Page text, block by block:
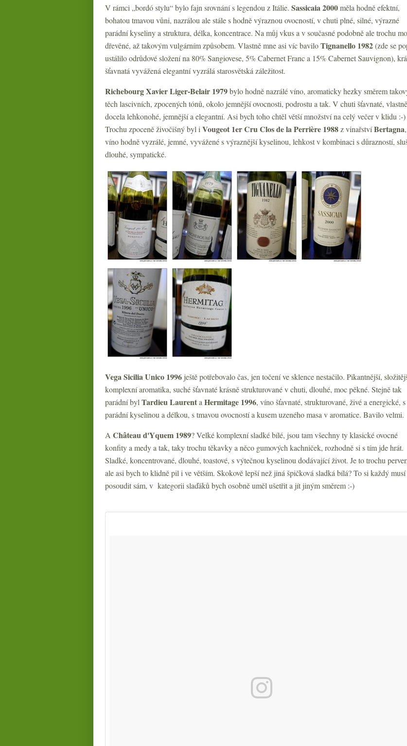
V rámci „bordó stylu“ bylo fajn srovnání s legendou z Itálie. Sassicaia 2000měla hodně efektní,
bohatou tmavou vůni, nazrálou ale stále s hodně výraznou ovocností, v chuti plné, silné, výrazné
parádní kyseliny a struktura, délka, koncentrace. Na můj vkus a v současné podobně ale trochu
dřevěné, až takovým vulgárním způsobem. Vlastně mne asi víc baviloTignanello 1982(zde se
ustálilo odrůdové složení na 80% Sangiovese, 5% Cabernet Franc a 15% Cabernet Sauvignon),
šťavnatá vyvážená elegantní vyzrálá starosvětská záležitost.
Richebourg Xavier Liger-Belair 1979bylo hodně nazrálé víno, aromaticky hezky směrem
těch lascivních, zpocených tónů, okolo jemnější ovocnosti, podrostu a tak. V chuti šťavnaté, vlastně
docela lehkonohé, jemnější a elegantní. Asi bych toho chtěl větší množství na celý večer v klidu :-)
Trochu zpoceně živočišný byl i Vougeot 1er Cru Clos de la Perrière 1988z vinařstvíBertagna,
víno hodně vyzrálé, jemné, vyvážené s výraznější kyselinou, lehkost v kombinaci s důrazností,
dlouhé, sympatické.
Vega Sicilia Unico 1996 ještě potřebovalo čas, jen točení ve sklence nestačilo. Pikantnější,
komplexní aromatika, suché šťavnaté krásně strukturované v chuti, dlouhé, moc pěkné. Stejně tak
parádní byl Tardieu Laurenta Hermitage 1996, víno šťavnaté, strukturované, živé a energické, s
parádní kyselinou a délkou, s tmavou ovocností a kusem uzeného masa v aromatice. Bavilo velmi.
A Château d'Yquem 1989? Velké komplexní sladké bílé, jsou tam všechny ty klasické ovocné
konfity a medy a tak, taky trochu těkavky a něco gumových kachniček, rozhodně si s tím jde hrát.
Sladké, koncentrované, dlouhé, toastové, s výtečnou kyselinou dodávající život. Je to trochu
ale asi bych to klidně pil i ve větším. Skokově lepší než jiná špičková sladká bílá? To si každý musí
posoudit sám, v kategorii slaďáků bych osobně uměl ušetřit a jít jiným směrem :-)